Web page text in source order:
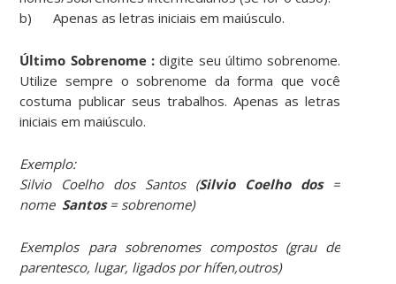
b) Apenas as letras iniciais em maiúsculo.
Último Sobrenome : digite seu último sobrenome.
Utilize sempre o sobrenome da forma que você
costuma publicar seus trabalhos. Apenas as letras
iniciais em maiúsculo.
Exemplo:
Silvio Coelho dos Santos (Silvio Coelho dos=
nome Santos= sobrenome)
Exemplos para sobrenomes compostos(grau de
parentesco, lugar, ligados por hífen,outros)